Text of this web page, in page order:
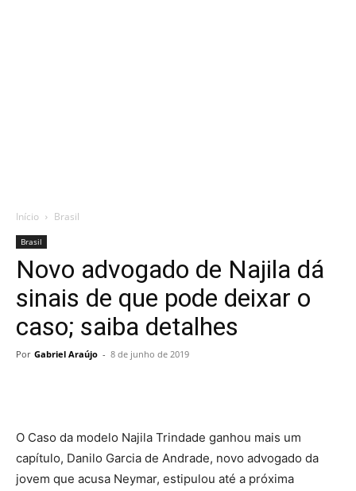
Início Brasil
Brasil
Novo advogado de Najila dá
sinais de que pode deixar o
caso; saiba detalhes
Por Gabriel Araújo - 8 de junho de 2019
O Caso da modelo Najila Trindade ganhou mais um
capítulo, Danilo Garcia de Andrade, novo advogado da
jovem que acusa Neymar, estipulou até a próxima